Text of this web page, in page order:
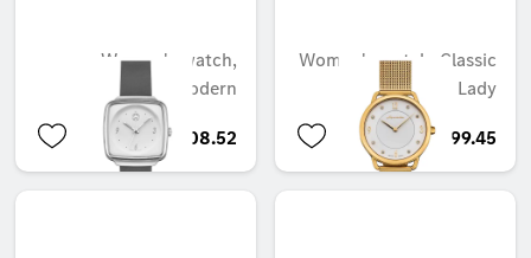
Women's watch, Classic
Lady
AED 1,899.45
Women's watch,
Modern
AED 1,208.52